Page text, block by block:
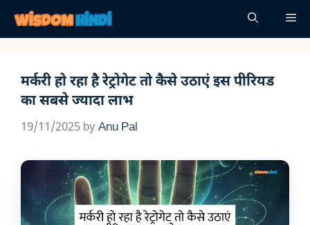
content
मर्करी हो रहा है रेट्रोगेट तो कैसे उठाएं इस पीरियड
का सबसे ज्यादा लाभ
19/11/2025 byAnu Pal